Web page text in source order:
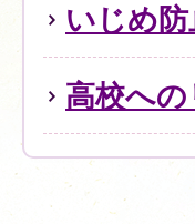
いじめ
高校へ